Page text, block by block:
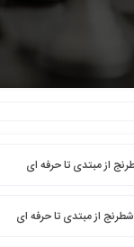
از مبتدی تا حرفه ای
از مبتدی تا حرفه ای